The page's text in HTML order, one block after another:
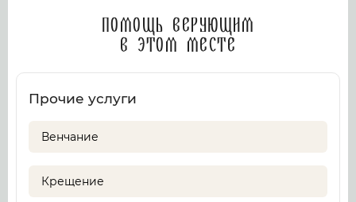
Помощь верующим
в этом месте
Прочие услуги
Венчание
Крещение